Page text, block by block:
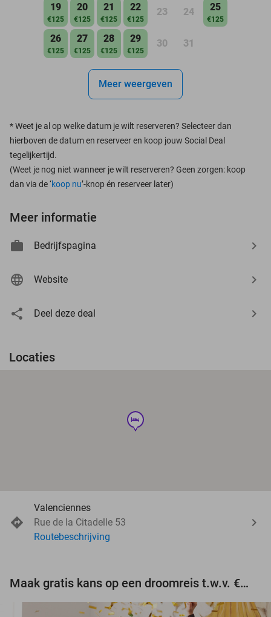
19
€125
20
€125
21
€125
22
€125
23 24 25
€125
26
€125
27
€125
28
€125
29
€125
30 31
Meer weergeven
*Weet je al op welke datum je wilt reserveren? Selecteer dan
hierboven de datum en reserveer en koop jouw Social Deal
tegelijkertijd.
(Weet je nog niet wanneer je wilt reserveren? Geen zorgen: koop
dan via de ‘koop nu’-knop én reserveer later)
Meer informatie
Bedrijfspagina
Website
Deel deze deal
Locaties
hotel
Valenciennes
Rue de la Citadelle 53
Routebeschrijving
Maak gratis kans op een droomreis t.w.v. €3.000!